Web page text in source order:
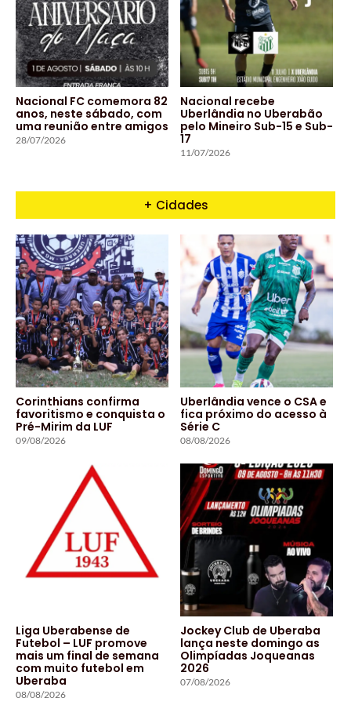
Nacional FC comemora 82
anos, neste sábado, com
uma reunião entre amigos
28/07/2026
Nacional recebe
Uberlândia no Uberabão
pelo Mineiro Sub-15 e Sub-
17
11/07/2026
+ Cidades
Corinthians confirma
favoritismo e conquista o
Pré-Mirim da LUF
09/08/2026
Uberlândia vence o CSA e
fica próximo do acesso à
Série C
08/08/2026
Liga Uberabense de
Futebol – LUF promove
mais um final de semana
com muito futebol em
Uberaba
08/08/2026
Jockey Club de Uberaba
lança neste domingo as
Olimpíadas Joqueanas
2026
07/08/2026